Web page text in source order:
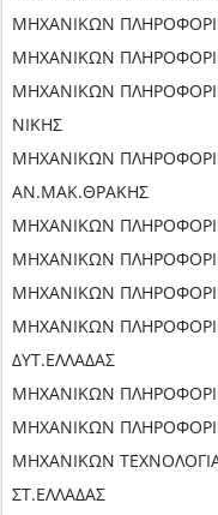
ΜΗΧΑΝΙΚΩΝ
ΜΗΧΑΝΙΚΩΝ
ΜΗΧΑΝΙΚΩΝ
ΝΙΚΗΣ
ΜΗΧΑΝΙΚΩΝ
ΑΝ.ΜΑΚ.ΘΡΑΚΗΣ
ΜΗΧΑΝΙΚΩΝ
ΜΗΧΑΝΙΚΩΝ
ΜΗΧΑΝΙΚΩΝ
ΜΗΧΑΝΙΚΩΝ
ΔΥΤ.ΕΛΛΑΔΑΣ
ΜΗΧΑΝΙΚΩΝ
ΜΗΧΑΝΙΚΩΝ
ΜΗΧΑΝΙΚΩΝ
ΣΤ.ΕΛΛΑΔΑΣ